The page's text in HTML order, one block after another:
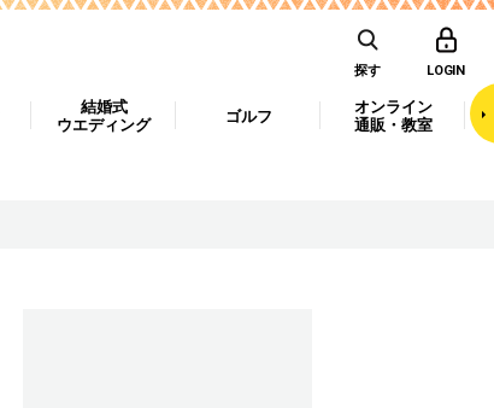
探す LOGIN
結婚式
ウエディング
ゴルフ
オンライン
通販・教室